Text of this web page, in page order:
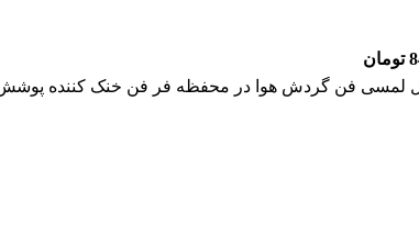
تومان
لمسی فن گردش هوا در محفظه فر فن خنک کننده